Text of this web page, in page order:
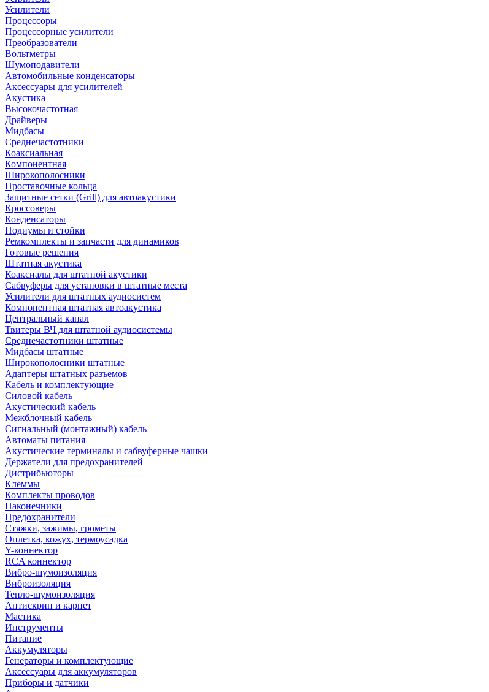
Усилители
Процессоры
Процессорные усилители
Преобразователи
Вольтметры
Шумоподавители
Автомобильные конденсаторы
Аксессуары для усилителей
Акустика
Высокочастотная
Драйверы
Мидбасы
Среднечастотники
Коаксиальная
Компонентная
Широкополосники
Проставочные кольца
Защитные сетки (Grill) для автоакустики
Кроссоверы
Конденсаторы
Подиумы и стойки
Ремкомплекты и запчасти для динамиков
Готовые решения
Штатная акустика
Коаксиалы для штатной акустики
Сабвуферы для установки в штатные места
Усилители для штатных аудиосистем
Компонентная штатная автоакустика
Центральный канал
Твитеры ВЧ для штатной аудиосистемы
Среднечастотники штатные
Мидбасы штатные
Широкополосники штатные
Адаптеры штатных разъемов
Кабель и комплектующие
Силовой кабель
Акустический кабель
Межблочный кабель
Сигнальный (монтажный) кабель
Автоматы питания
Акустические терминалы и сабвуферные чашки
Держатели для предохранителей
Дистрибьюторы
Клеммы
Комплекты проводов
Наконечники
Предохранители
Стяжки, зажимы, грометы
Оплетка, кожух, термоусадка
Y-коннектор
RCA коннектор
Вибро-шумоизоляция
Виброизоляция
Тепло-шумоизоляция
Антискрип и карпет
Мастика
Инструменты
Питание
Аккумуляторы
Генераторы и комплектующие
Аксессуары для аккумуляторов
Приборы и датчики